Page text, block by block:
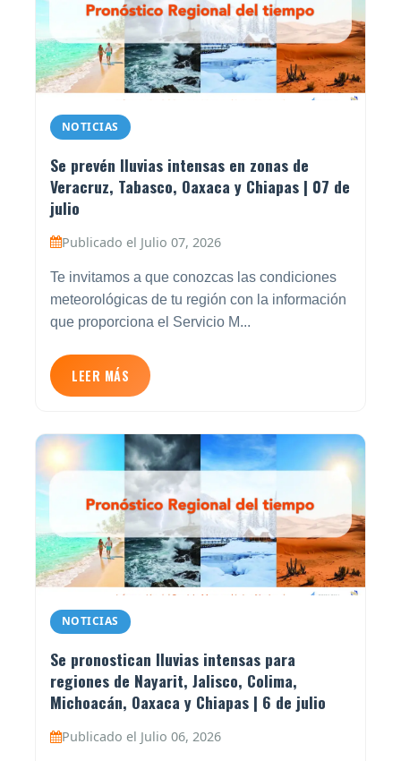
NOTICIAS
Se prevén lluvias intensas en zonas de
Veracruz, Tabasco, Oaxaca y Chiapas | 07 de
julio
Publicado el Julio 07, 2026
Te invitamos a que conozcas las condiciones
meteorológicas de tu región con la información
que proporciona el Servicio M...
LEER MÁS
NOTICIAS
Se pronostican lluvias intensas para
regiones de Nayarit, Jalisco, Colima,
Michoacán, Oaxaca y Chiapas | 6 de julio
Publicado el Julio 06, 2026